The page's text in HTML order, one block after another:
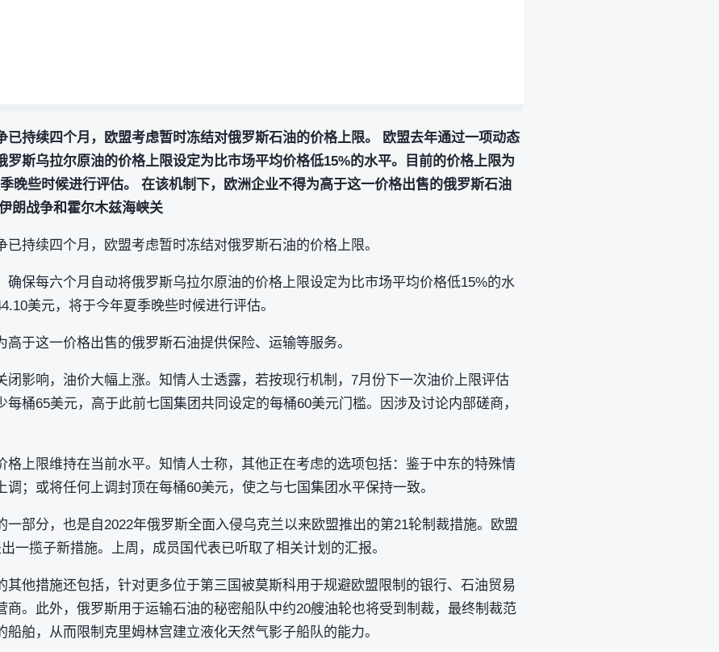
已持续四个月，欧盟考虑暂时冻结对俄罗斯石油的价格上限。 欧盟去年通过一项动态
罗斯乌拉尔原油的价格上限设定为比市场平均价格低15%的水平。目前的价格上限为
晚些时候进行评估。 在该机制下，欧洲企业不得为高于这一价格出售的俄罗斯石油
朗战争和霍尔木兹海峡关
持续四个月，欧盟考虑暂时冻结对俄罗斯石油的价格上限。
确保每六个月自动将俄罗斯乌拉尔原油的价格上限设定为比市场平均价格低15%的水
美元，将于今年夏季晚些时候进行评估。
于这一价格出售的俄罗斯石油提供保险、运输等服务。
闭影响，油价大幅上涨。知情人士透露，若按现行机制，7月份下一次油价上限评估
桶65美元，高于此前七国集团共同设定的每桶60美元门槛。因涉及讨论内部磋商，
格上限维持在当前水平。知情人士称，其他正在考虑的选项包括：鉴于中东的特殊情
；或将任何上调封顶在每桶60美元，使之与七国集团水平保持一致。
一部分，也是自2022年俄罗斯全面入侵乌克兰以来欧盟推出的第21轮制裁措施。欧盟
一揽子新措施。上周，成员国代表已听取了相关计划的汇报。
其他措施还包括，针对更多位于第三国被莫斯科用于规避欧盟限制的银行、石油贸易
商。此外，俄罗斯用于运输石油的秘密船队中约20艘油轮也将受到制裁，最终制裁范
船舶，从而限制克里姆林宫建立液化天然气影子船队的能力。